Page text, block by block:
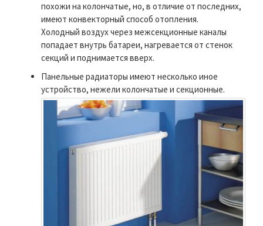
похожи на колончатые, но, в отличие от последних,
имеют конвекторный способ отопления.
Холодный воздух через межсекционные каналы
попадает внутрь батареи, нагревается от стенок
секций и поднимается вверх.
Панельные радиаторы имеют несколько иное
устройство, нежели колончатые и секционные.